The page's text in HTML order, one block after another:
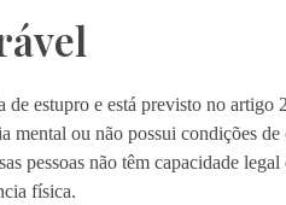
de estupro e está previsto no
mental ou não possui condições
pessoas não têm capacidade
física.